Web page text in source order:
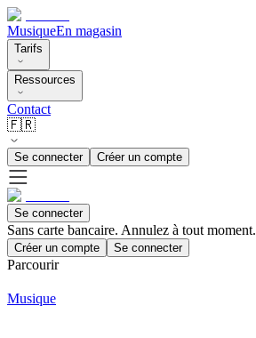
MusiqueEn magasin
Tarifs
Ressources
Contact
🇫🇷
Se connecter Créer un compte
Se connecter
Sans carte bancaire. Annulez à tout moment.
Créer un compte Se connecter
Parcourir
Musique